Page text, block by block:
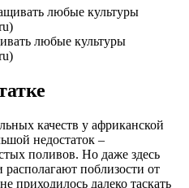
любые культуры
качеств у африканской
недостаток –
поливов. Но даже здесь
поблизости от
приходилось далеко таскать